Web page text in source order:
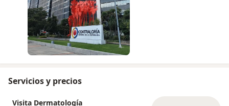
Servicios y precios
Visita Dermatología